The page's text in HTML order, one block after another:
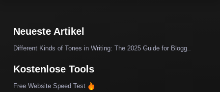
Neueste Artikel
Different Kinds of Tones in Writing: The 2025 Guide for Blogg..
Kostenlose Tools
Free Website Speed Test